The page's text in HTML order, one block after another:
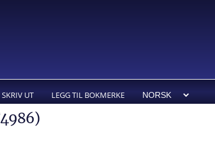
SKRIV UT LEGG TIL BOKMERKE